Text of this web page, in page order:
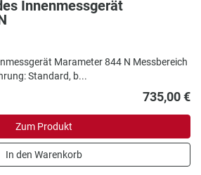
Innenmessgerät
Marameter 844 N Messbereich
Standard, b...
735,00 €
Zum Produkt
In den Warenkorb